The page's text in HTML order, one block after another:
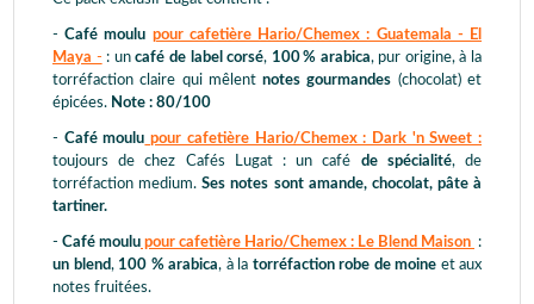
-Café moulu pour cafetière Hario/Chemex : Guatemala - El
Maya - : uncafé de label corsé, 100 % arabica, pur origine, à la
torréfaction claire qui mêlentnotes gourmandes (chocolat) et
épicées. Note : 80/100
- Café moulu pour cafetière Hario/Chemex : Dark 'n Sweet :
toujours de chez Cafés Lugat : un café de spécialité, de
torréfaction medium.Ses notes sont amande, chocolat, pâte à
tartiner.
- Café moulu pour cafetière Hario/Chemex : Le Blend Maison :
un blend, 100 % arabica, à la torréfaction robe de moine et aux
notes fruitées.